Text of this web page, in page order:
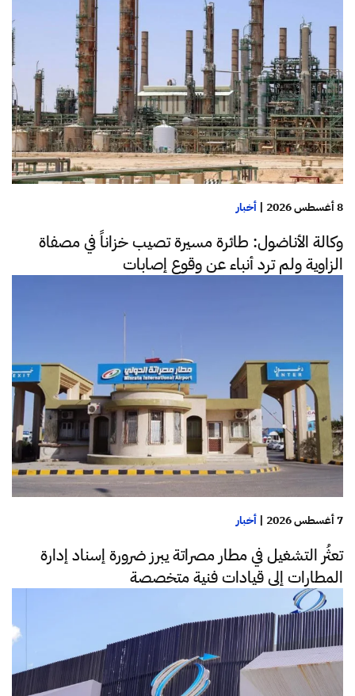
8 أغسطس 2026 | أخبار
وكالة الأناضول: طائرة مسيرة تصيب خزاناً في مصفاة
الزاوية ولم ترد أنباء عن وقوع إصابات
7 أغسطس 2026 | أخبار
تعثُر التشغيل في مطار مصراتة يبرز ضرورة إسناد إدارة
المطارات إلى قيادات فنية متخصصة